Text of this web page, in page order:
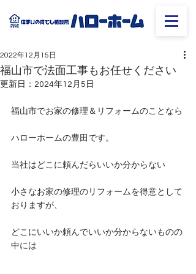
福山市で法面工事もお任せください
2022年12月15日
更新日： 2024年12月5日
福山市でお家の修理＆リフォームのことなら
ハローホームの豊田です。
当社はどこに頼んだらいいか分からない
小さなお家の修理のリフォームを得意として
おりますが、
どこにいいか頼んでいいか分からないものの
中には